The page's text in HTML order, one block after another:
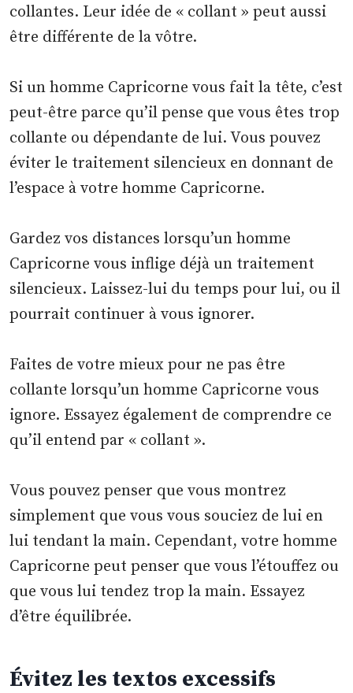
collantes. Leur idée de « collant » peut aussi
être différente de la vôtre.
Si un homme Capricorne vous fait la tête, c’est
peut-être parce qu’il pense que vous êtes trop
collante ou dépendante de lui. Vous pouvez
éviter le traitement silencieux en donnant de
l’espace à votre homme Capricorne.
Gardez vos distances lorsqu’un homme
Capricorne vous inflige déjà un traitement
silencieux. Laissez-lui du temps pour lui, ou il
pourrait continuer à vous ignorer.
Faites de votre mieux pour ne pas être
collante lorsqu’un homme Capricorne vous
ignore. Essayez également de comprendre ce
qu’il entend par « collant ».
Vous pouvez penser que vous montrez
simplement que vous vous souciez de lui en
lui tendant la main. Cependant, votre homme
Capricorne peut penser que vous l’étouffez ou
que vous lui tendez trop la main. Essayez
d’être équilibrée.
Évitez les textos excessifs